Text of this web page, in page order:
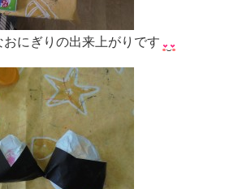
にぎりの出来上がりです